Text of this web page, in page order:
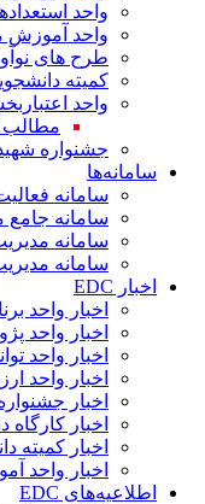
واحد
واحد آموزش
طرح های
کمیته
واحد
جشنواره
سامانه‌ها
سامانه
سامانه جامع
سامانه
سامانه
اخبار EDC
اخبار واحد
اخبار واحد
اخبار واحد
اخبار واحد
اخبار
اخبار کارگاه
اخبار کمیته
اخبار واحد
اطلاعیه‌های EDC